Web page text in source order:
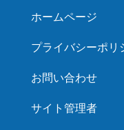
ホームページ
プライバシーポリ
お問い合わせ
サイト管理者